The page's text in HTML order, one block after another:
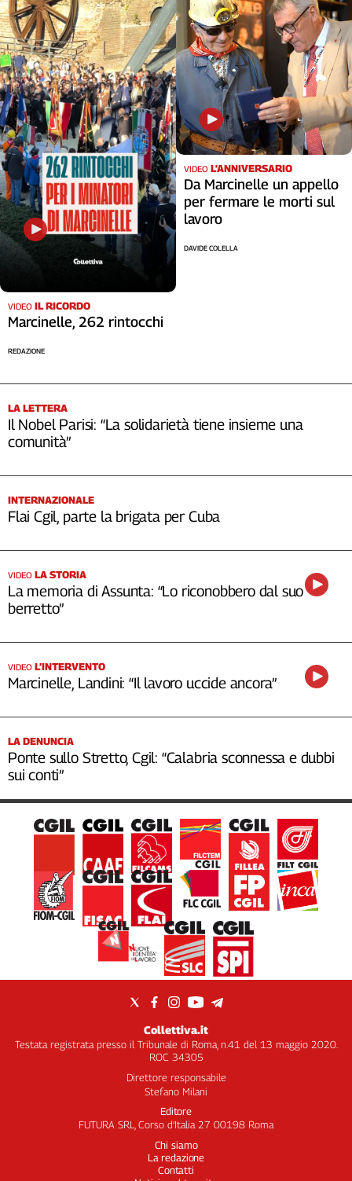
VIDEO IL RICORDO
Marcinelle, 262 rintocchi
REDAZIONE
VIDEO L'ANNIVERSARIO
Da Marcinelle un appello
per fermare le morti sul
lavoro
DAVIDE COLELLA
LA LETTERA
Il Nobel Parisi: “La solidarietà tiene insieme una
comunità”
INTERNAZIONALE
Flai Cgil, parte la brigata per Cuba
VIDEO LA STORIA
La memoria di Assunta: “Lo riconobbero dal suo
berretto”
VIDEO L’INTERVENTO
Marcinelle, Landini: “Il lavoro uccide ancora”
LA DENUNCIA
Ponte sullo Stretto, Cgil: “Calabria sconnessa e dubbi
sui conti”
Collettiva.it
Testata registrata presso il Tribunale di Roma, n.41 del 13 maggio 2020.
ROC 34305
Direttore responsabile
Stefano Milani
Editore
FUTURA SRL, Corso d’Italia 27 00198 Roma
Chi siamo
La redazione
Contatti